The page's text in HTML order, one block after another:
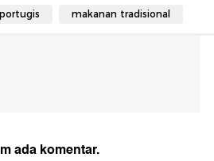
portugis makanan tradisional
ada komentar.